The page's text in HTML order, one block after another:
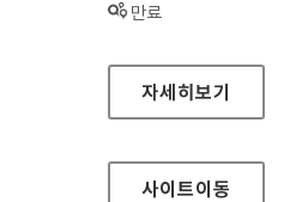
상태 :
만료
LG
자세히보기
사이트이동